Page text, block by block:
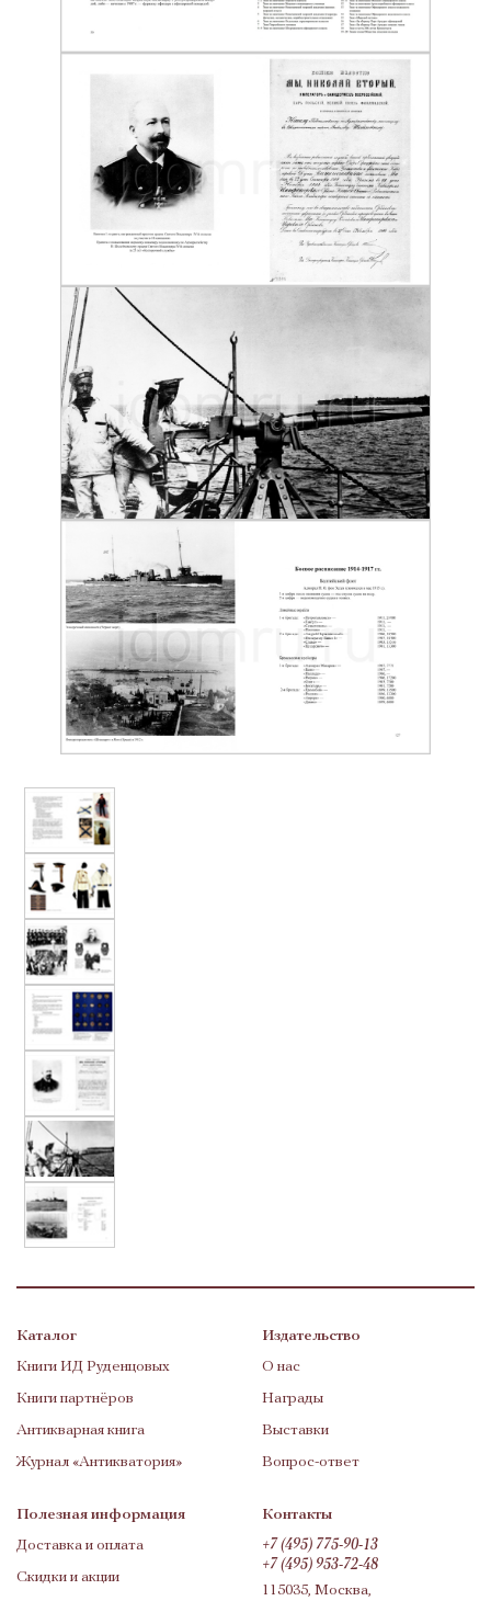
Каталог
Книги ИД Руденцовых
Книги партнёров
Антикварная книга
Журнал «Антикватория»
Издательство
О нас
Награды
Выставки
Вопрос-ответ
Полезная информация
Доставка и оплата
Скидки и акции
Контакты
+7 (495) 775-90-13
+7 (495) 953-72-48
115035, Москва,